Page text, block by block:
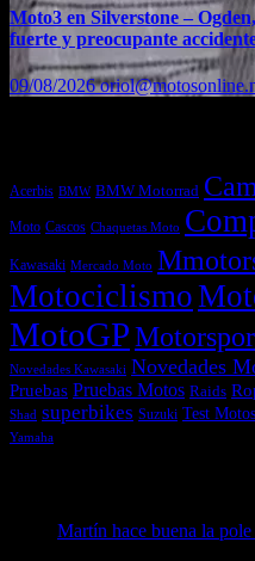
Moto3 en Silverstone –
fuerte y preocupante
09/08/2026
Acerbis BMW BMW Motorrad
Moto Cascos Chaquetas Moto
Kawasaki Mercado Moto
Motociclismo
MotoGP
Novedades Kawasaki Novedades
Pruebas Pruebas Motos Raids
Shad superbikes Suzuki Test Motos
Yamaha
Martín hace buena la